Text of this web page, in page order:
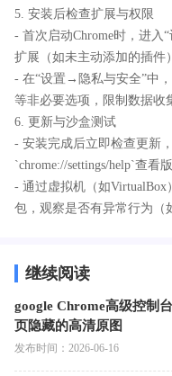
5. 安装后检查扩展与权限
- 首次启动Chrome时，进
扩展（如未主动添加的插件
- 在“设置→隐私与安全”中
等非必要选项，限制数据收
6. 更新与沙盒测试
- 安装完成后立即检查更新
`chrome://settings/help`查看
- 通过虚拟机（如VirtualBox
包，观察是否有异常行为（
继续阅读
google Chrome高级控制
页隐藏的高清原图
发布时间：2026-06-16